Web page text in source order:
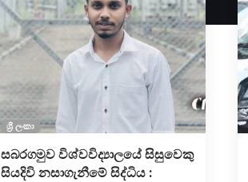
ශ්‍රී ලංකා
සබරගමුව විශ්වවිද්‍යාලයේ සිසුවෙකු
සියදිවි නසාගැනී​මේ සිද්ධිය :